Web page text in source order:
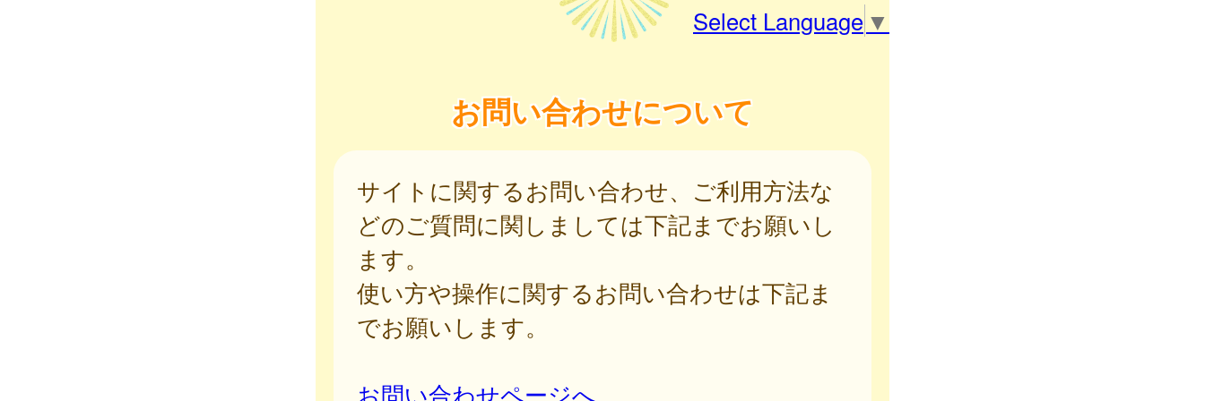
Select Language ▼
お問い合わせについて
サイトに関するお問い合わせ、ご利用方法な
どのご質問に関しましては下記までお願いし
ます。
使い方や操作に関するお問い合わせは下記ま
でお願いします。
お問い合わせページへ